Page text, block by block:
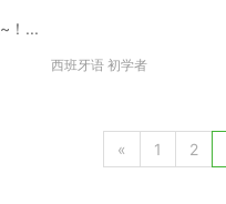
！...
西班牙语 初学者
« 1 2